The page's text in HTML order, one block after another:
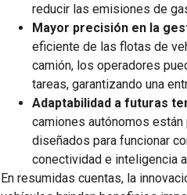
reducir las emisiones de
Mayor precisión en la
eficiente de las flotas de
camión, los operadores
tareas, garantizando una
Adaptabilidad a futuras
camiones autónomos
diseñados para funcionar
conectividad e inteligencia
En resumidas cuentas, la